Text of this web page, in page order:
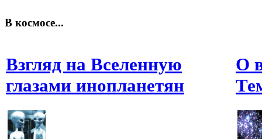
В космосе...
Взгляд на Вселенную
глазами инопланетян
О